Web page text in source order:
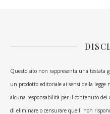
Questo sito non rappresenta una testata
un prodotto editoriale ai sensi della
alcuna responsabilità per il contenuto
di eliminare o censurare quelli non